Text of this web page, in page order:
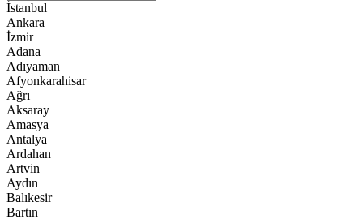
İstanbul
Ankara
İzmir
Adana
Adıyaman
Afyonkarahisar
Ağrı
Aksaray
Amasya
Antalya
Ardahan
Artvin
Aydın
Balıkesir
Bartın